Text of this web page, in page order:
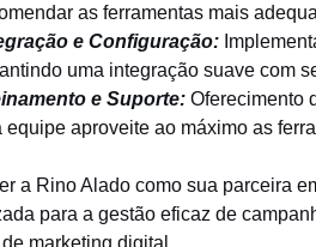
as ferramentas mais
e Configuração:
uma integração suave com
e Suporte: Oferecimento
equipe aproveite ao máximo as
a Rino Alado como sua parceira
para a gestão eficaz de